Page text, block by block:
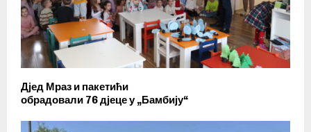
Дјед Мраз и пакетићи
обрадовали 76 дјеце у „Бамбију“